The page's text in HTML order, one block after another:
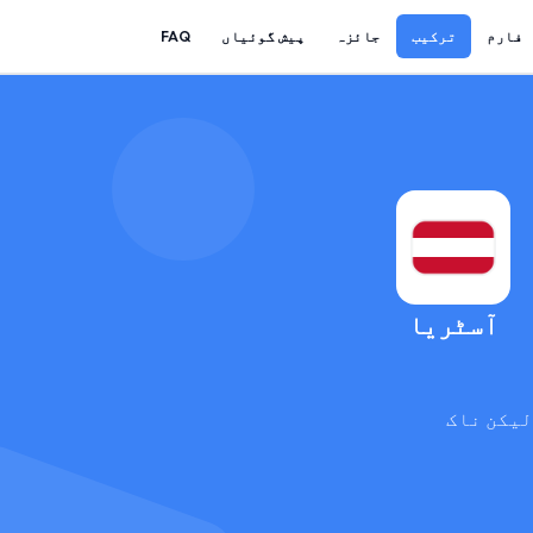
فارم ترکیب جائزہ پیش گوئیاں FAQ
آسٹریا
ناک